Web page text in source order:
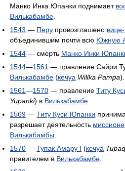
Манко Инка Юпанки поднимает
Вилькабамбе
1543 — Перу провозглашено
объединившим почти всю Южную
1544 — смерть Манко Инки
1544—1561 — правление Сайри
Вилькабамбе (кечуа Willka Pampa).
1561—1570 — правление Титу
Yupanki) в Вилькабамбе
1569 — Титу Куси Юпанки
разрешает деятельность
Вилькабамбы
1570 — Тупак Амару I (кечуа
правителем в Вилькабамбе